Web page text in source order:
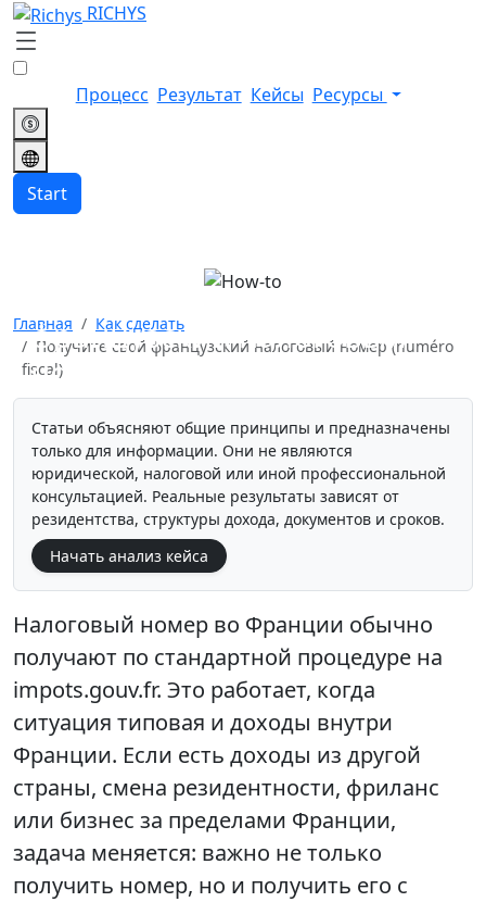
RICHYS
Процесс Результат Кейсы Ресурсы
Start
Получите свой
французский налоговый
номер (numéro fiscal)
Главная
Как сделать
Получите свой французский налоговый номер (numéro
fiscal)
Статьи объясняют общие принципы и предназначены
только для информации. Они не являются
юридической, налоговой или иной профессиональной
консультацией. Реальные результаты зависят от
резидентства, структуры дохода, документов и сроков.
Начать анализ кейса
Налоговый номер во Франции обычно
получают по стандартной процедуре на
impots.gouv.fr. Это работает, когда
ситуация типовая и доходы внутри
Франции. Если есть доходы из другой
страны, смена резидентности, фриланс
или бизнес за пределами Франции,
задача меняется: важно не только
получить номер, но и получить его с